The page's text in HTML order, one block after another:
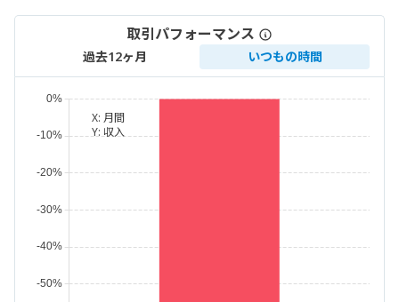
取引パフォーマンス
過去12ヶ月 いつもの時間
X: 月間
Y: 収入